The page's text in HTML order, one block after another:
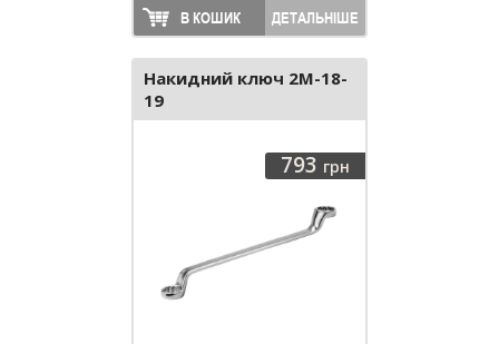
В КОШИК ДЕТАЛЬНІШЕ
Накидний ключ 2M-18-
19
793 грн